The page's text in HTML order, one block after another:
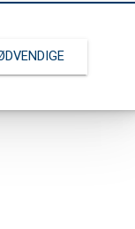
pumpe med